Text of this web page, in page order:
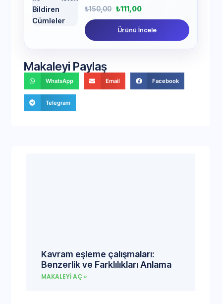
₺150,00 ₺111,00
Ürünü İncele
Makaleyi Paylaş
WhatsApp Email Facebook
Telegram
Kavram eşleme çalışmaları:
Benzerlik ve Farklılıkları Anlama
MAKALEYI AÇ »